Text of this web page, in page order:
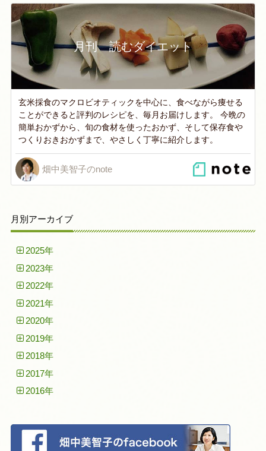
月刊 読むダイエット
玄米採食のマクロビオティックを中心に、食べながら痩せる
ことができると評判のレシピを、毎月お届けします。 今晩の
簡単おかずから、旬の食材を使ったおかず、そして保存食や
つくりおきおかずまで、やさしく丁寧に紹介します。
畑中美智子のnote
月別アーカイブ
2025年
2023年
2022年
2021年
2020年
2019年
2018年
2017年
2016年